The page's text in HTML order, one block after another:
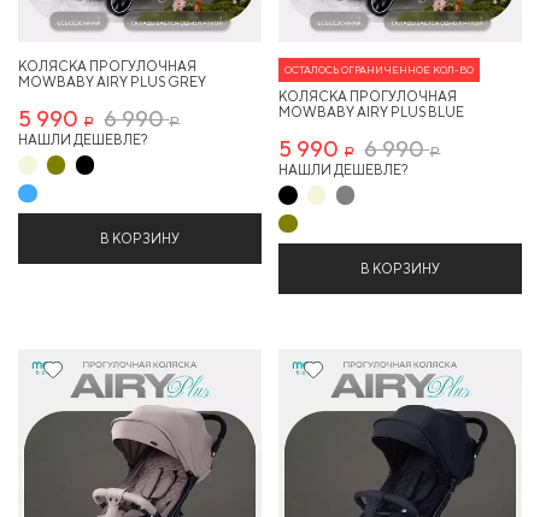
КОЛЯСКА ПРОГУЛОЧНАЯ
MOWBABY AIRY PLUS GREY
5 990 Р 6 990Р
НАШЛИ ДЕШЕВЛЕ?
В КОРЗИНУ
ОСТАЛОСЬ ОГРАНИЧЕННОЕ КОЛ-ВО
КОЛЯСКА ПРОГУЛОЧНАЯ
MOWBABY AIRY PLUS BLUE
5 990 Р 6 990Р
НАШЛИ ДЕШЕВЛЕ?
В КОРЗИНУ
14% 14%